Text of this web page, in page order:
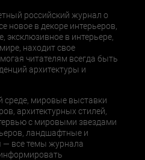
российский журнал о
новое в декоре интерьеров,
эксклюзивное в интерьере,
находит свое
читателям всегда быть
архитектуры и
среде, мировые выставки
архитектурных стилей,
с мировыми звездами
ландшафтные и
— все темы журнала